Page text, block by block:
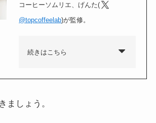
コーヒーソムリエ、げんた(
@topcoffeelab)が監修。
続きはこちら
ましょう。